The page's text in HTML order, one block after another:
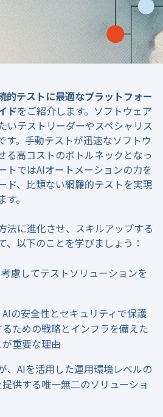
的テストに最適なプラットフォー
ドをご紹介します。ソフトウェア
いテストリーダーやスペシャリス
す。手動テストが迅速なソフトウ
る高コストのボトルネックとなっ
トではAIオートメーションの力を
ド、比類ない網羅的テストを実現
。
法に進化させ、スキルアップする
、以下のことを学びましょう：
慮してテストソリューションを
の安全性とセキュリティで保護
ための戦略とインフラを備えた
重要な理由
、AIを活用した運用環境レベルの
供する唯一無二のソリューショ